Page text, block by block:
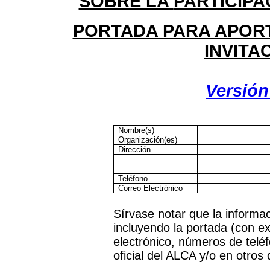
PORTADA PARA
Nombre(s)
Organización(es)
Dirección
Teléfono
Correo Electrónico
Sírvase notar que la
incluyendo la portada (con
electrónico, números de
oficial del ALCA y/o en otros